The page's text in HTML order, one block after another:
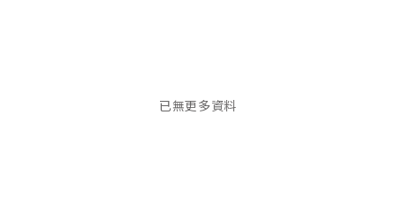
已無更多資料